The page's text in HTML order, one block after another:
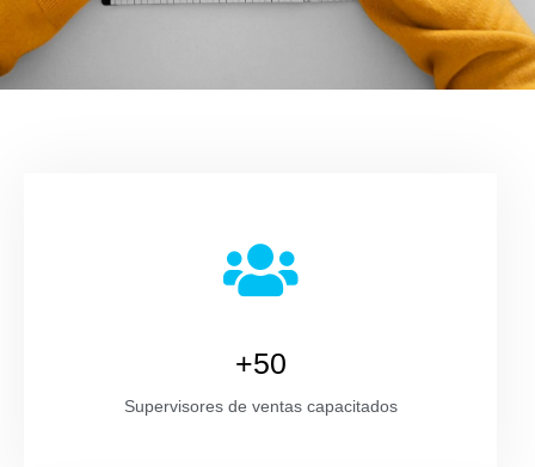
Daniel Fernández
"Como Ingeniero Industrial mi formación en temas de
+50
Supervisores de ventas capacitados